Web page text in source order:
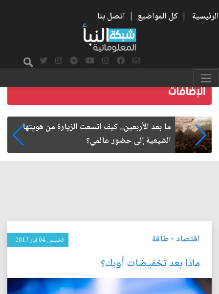
الرئيسية | كل المواضيع | اتصل بنا
ما بعد الأربعين.. كيف اتسعت الزيارة من هويتها
الشيعية إلى حضور عالمي؟
اقتصاد -طاقة الخميس 04 آيار 2017
ماذا بعد تخفيضات أوبك؟